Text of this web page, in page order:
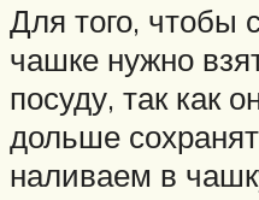
Для того, чтобы
чашке нужно
посуду, так как
дольше
наливаем в